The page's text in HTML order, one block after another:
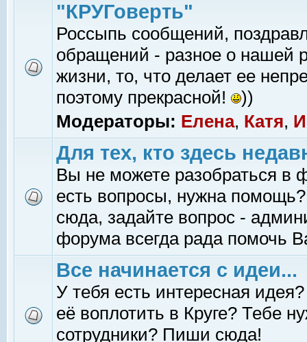
"КРУГоверть"
Россыпь сообщений,
обращений - разное о нашей
жизни, то, что делает ее
поэтому прекрасной!
))
Модераторы: Елена, Катя,
Для тех, кто здесь
Вы не можете разобраться в
есть вопросы, нужна помощь?
сюда, задайте вопрос -
форума всегда рада помочь
Все начинается с идеи...
У тебя есть интересная
её воплотить в Круге? Тебе
сотрудники? Пиши сюда!